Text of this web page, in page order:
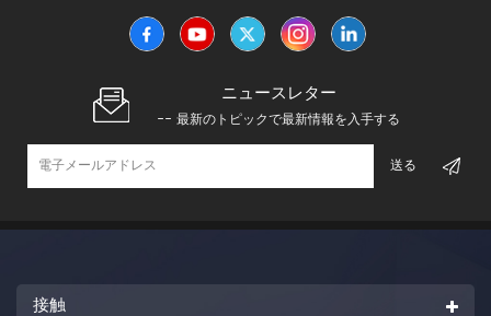
ニュースレター
-- 最新のトピックで最新情報を入手する
接触